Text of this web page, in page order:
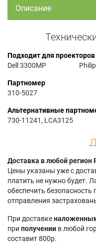
Описание
Подходит для проекторов
Dell 3300MP
Партномер
310-5027
Альтернативные
730-11241, LCA3125
Доставка в любой регион
Цены указаны уже с
платить не нужно будет.
обеспечить безопасность
отправления
При доставке
при получении в любой
составит 800р.